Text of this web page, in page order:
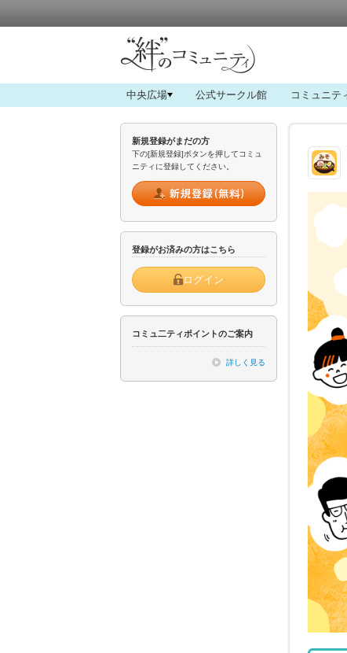
中央広場 公式サークル館 コミュニテ
新規登録がまだの方
下の[新規登録]ボタンを押してコミュ
ニティに登録してください。
登録がお済みの方はこちら
ログイン
コミュ二ティポイントのご案内
詳しく見る